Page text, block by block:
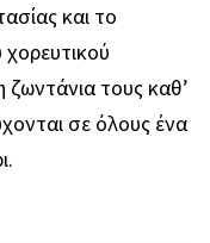
και το
τους καθ’
σε όλους ένα